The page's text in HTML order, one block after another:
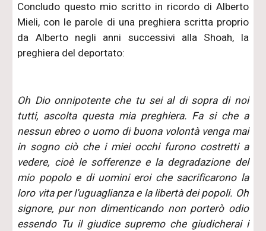
Concludo questo mio scritto in ricordo di Alberto
Mieli, con le parole di una preghiera scritta proprio
da Alberto negli anni successivi alla Shoah, la
preghiera del deportato:
Oh Dio onnipotente che tu sei al di sopra di noi
tutti, ascolta questa mia preghiera. Fa si che a
nessun ebreo o uomo di buona volontà venga mai
in sogno ciò che i miei occhi furono costretti a
vedere, cioè le sofferenze e la degradazione del
mio popolo e di uomini eroi che sacrificarono la
loro vita per l’uguaglianza e la libertà dei popoli. Oh
signore, pur non dimenticando non porterò odio
essendo Tu il giudice supremo che giudicherai i